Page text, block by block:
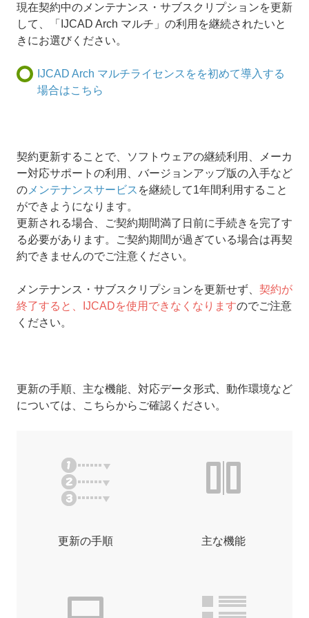
現在契約中のメンテナンス・サブスクリプションを更新
して、「IJCAD Arch マルチ」の利用を継続されたいと
きにお選びください。
IJCAD Arch マルチライセンスをを初めて導入する
場合はこちら
契約更新することで、ソフトウェアの継続利用、メーカ
ー対応サポートの利用、バージョンアップ版の入手など
の メンテナンスサービス を継続して1年間利用すること
ができようになります。
更新される場合、ご契約期間満了日前に手続きを完了す
る必要があります。ご契約期間が過ぎている場合は再契
約できませんのでご注意ください。
メンテナンス・サブスクリプションを更新せず、 契約が
終了すると、IJCADを使用できなくなりますのでご注意
ください。
更新の手順、主な機能、対応データ形式、動作環境など
については、こちらからご確認ください。
更新の手順 主な機能